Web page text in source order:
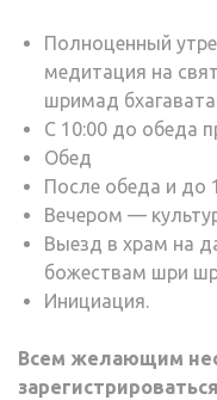
Полноценный
медитация на
шримад
С 10:00 до обеда
Обед
После обеда и до
Вечером —
Выезд в храм на
божествам шри
Инициация.
Всем желающим
зарегистрироваться